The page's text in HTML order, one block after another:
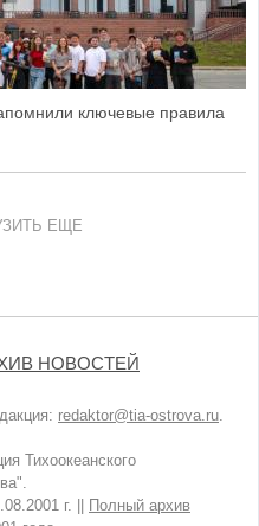
ключевые правила
ЕЩЕ
НОВОСТЕЙ
redaktor@tia-ostrova.ru.
Тихоокеанского
г. ||
Полный архив